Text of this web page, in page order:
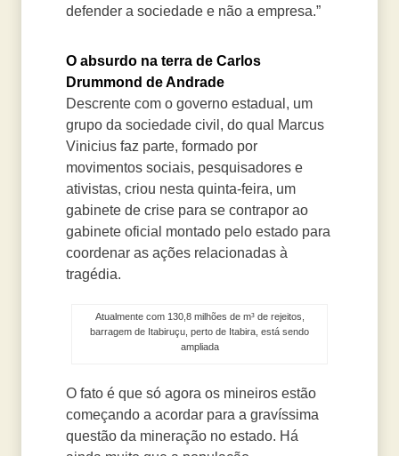
defender a sociedade e não a empresa.”
O absurdo na terra de Carlos
Drummond de Andrade
Descrente com o governo estadual, um
grupo da sociedade civil, do qual Marcus
Vinicius faz parte, formado por
movimentos sociais, pesquisadores e
ativistas, criou nesta quinta-feira, um
gabinete de crise para se contrapor ao
gabinete oficial montado pelo estado para
coordenar as ações relacionadas à
tragédia.
Atualmente com 130,8 milhões de m³ de rejeitos,
barragem de Itabiruçu, perto de Itabira, está sendo
ampliada
O fato é que só agora os mineiros estão
começando a acordar para a gravíssima
questão da mineração no estado. Há